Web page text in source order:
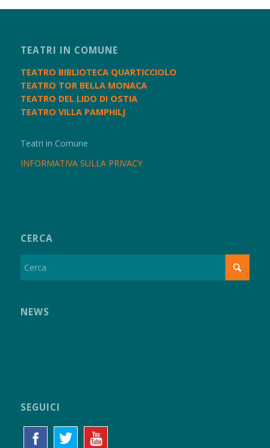
TEATRI IN COMUNE
TEATRO BIBLIOTECA QUARTICCIOLO
TEATRO TOR BELLA MONACA
TEATRO DEL LIDO DI OSTIA
TEATRO VILLA PAMPHILJ
Teatri in Comune
INFORMATIVA SULLA PRIVACY
CERCA
NEWS
SEGUICI